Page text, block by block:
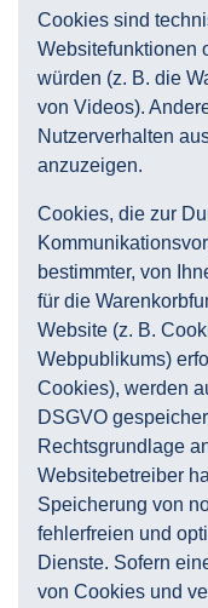
Cookies sind
Websitefunktionen
würden (z. B. die
von Videos).
Nutzerverhalten
anzuzeigen.
Cookies, die zur
bestimmter, von
für die
Website (z. B.
Webpublikums)
Cookies), werden
DSGVO
Rechtsgrundlage
Websitebetreiber
Speicherung von
fehlerfreien und
Dienste. Sofern
von Cookies und